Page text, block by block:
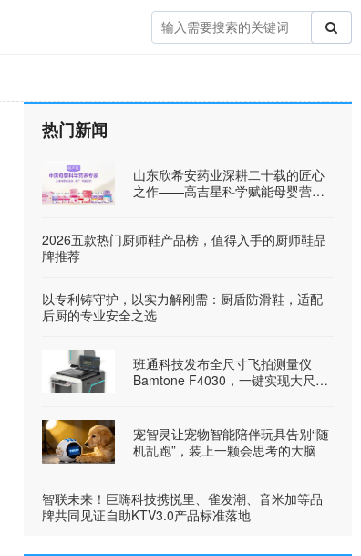
热门新闻
山东欣希安药业深耕二十载的匠心
之作——高吉星科学赋能母婴营养
2026五款热门厨师鞋产品榜，值得入手的厨师鞋品
牌推荐
以专利铸守护，以实力解刚需：厨盾防滑鞋，适配
后厨的专业安全之选
班通科技发布全尺寸飞拍测量仪
Bamtone F4030，一键实现大尺寸
宠智灵让宠物智能陪伴玩具告别“随
机乱跑”，装上一颗会思考的大脑
智联未来！巨嗨科技携悦里、雀发潮、音米加等品
牌共同见证自助KTV3.0产品标准落地